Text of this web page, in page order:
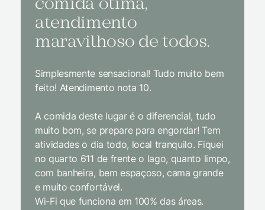
comida ótima,
atendimento
maravilhoso de todos.
Simplesmente sensacional! Tudo muito bem
feito! Atendimento nota 10.
A comida deste lugar é o diferencial, tudo
muito bom, se prepare para engordar! Tem
atividades o dia todo, local tranquilo. Fiquei
no quarto 611 de frente o lago, quanto limpo,
com banheira, bem espaçoso, cama grande
e muito confortável.
Wi-Fi que funciona em 100% das áreas.